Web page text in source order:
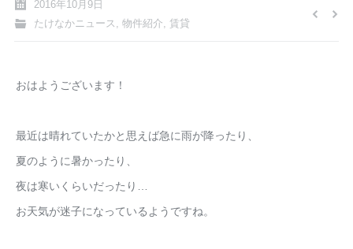
2016年10月9日
たけなかニュース , 物件紹介, 賃貸
おはようございます！
最近は晴れていたかと思えば急に雨が降ったり、
夏のように暑かったり、
夜は寒いくらいだったり…
お天気が迷子になっているようですね。